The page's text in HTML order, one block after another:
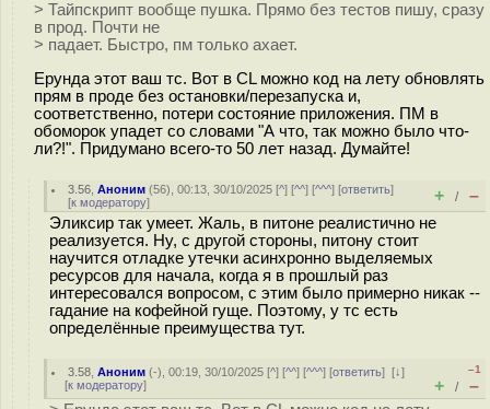
> Тайпскрипт вообще пушка. Прямо без тестов пишу, сразу
в прод. Почти не
> падает. Быстро, пм только ахает.
Ерунда этот ваш тс. Вот в CL можно код на лету обновлять
прям в проде без остановки/перезапуска и,
соответственно, потери состояние приложения. ПМ в
обоморок упадет со словами "А что, так можно было что-
ли?!". Придумано всего-то 50 лет назад. Думайте!
3.56 ,Аноним (56), 00:13, 30/10/2025 [^] [^^] [^^^] [ответить]
[к модератору] + / –
Эликсир так умеет. Жаль, в питоне реалистично не
реализуется. Ну, с другой стороны, питону стоит
научится отладке утечки асинхронно выделяемых
ресурсов для начала, когда я в прошлый раз
интересовался вопросом, с этим было примерно никак --
гадание на кофейной гуще. Поэтому, у тс есть
определённые преимущества тут.
3.58 ,Аноним (-), 00:19, 30/10/2025 [^] [^^] [^^^] [ответить][↓]
[к модератору]
–1
+ / –